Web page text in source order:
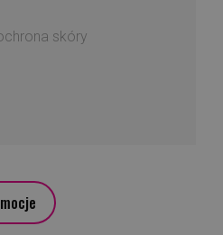
skóry